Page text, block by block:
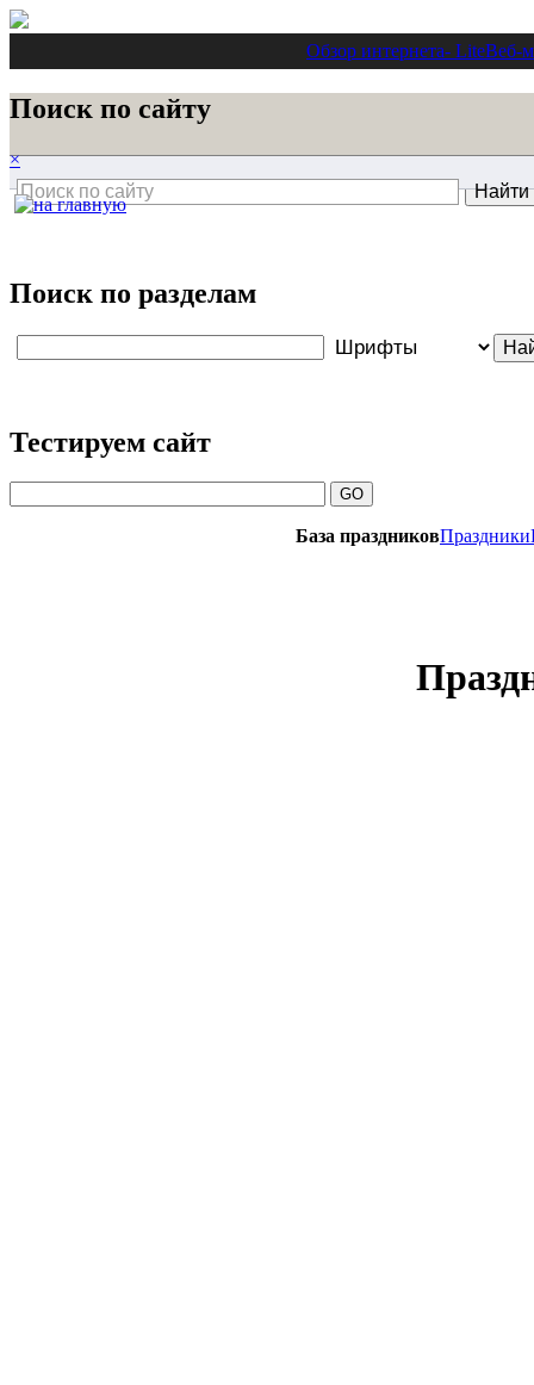
Обзор интернета- LiteВеб-
Поиск по сайту
×
Поиск по разделам
Тестируем сайт
База праздниковПраздники